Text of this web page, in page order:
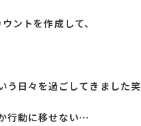
ントを作成して、
う日々を過ごしてきました笑
行動に移せない…